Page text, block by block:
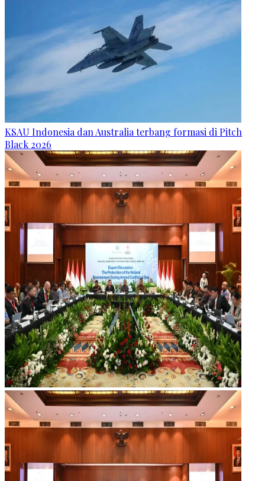
KSAU Indonesia dan Australia terbang formasi di Pitch
Black 2026